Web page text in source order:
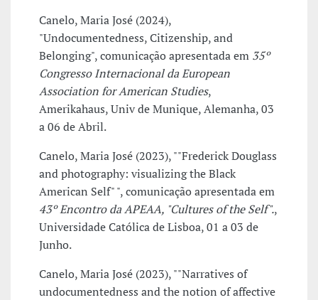
Canelo, Maria José (2024),
"Undocumentedness, Citizenship, and
Belonging", comunicação apresentada em 35º
Congresso Internacional da European
Association for American Studies,
Amerikahaus, Univ de Munique, Alemanha, 03
a 06 de Abril.
Canelo, Maria José (2023), ""Frederick Douglass
and photography: visualizing the Black
American Self" ", comunicação apresentada em
43º Encontro da APEAA, "Cultures of the Self".,
Universidade Católica de Lisboa, 01 a 03 de
Junho.
Canelo, Maria José (2023), ""Narratives of
undocumentedness and the notion of affective